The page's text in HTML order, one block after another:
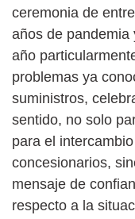
ceremonia de
años de pandemia
año
problemas ya
suministros,
sentido, no solo
para el
concesionarios,
mensaje de
respecto a la